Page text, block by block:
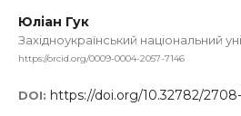
Юліан Гук
Західноукраїнський національний
https://orcid.org/0009-0004-2057-7146
DOI: https://doi.org/10.32782/